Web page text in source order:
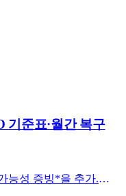
기준표·월간 복구
능성 증빙*을 추가.